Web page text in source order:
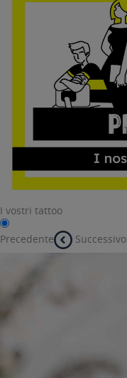
I vostri tattoo
Precedente Successivo